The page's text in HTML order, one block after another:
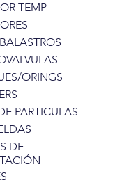
TEMP
ORINGS
PARTICULAS
DE